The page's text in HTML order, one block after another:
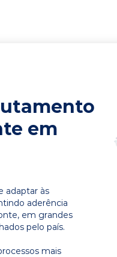
em
adaptar às
aderência
em grandes
pelo país.
mais